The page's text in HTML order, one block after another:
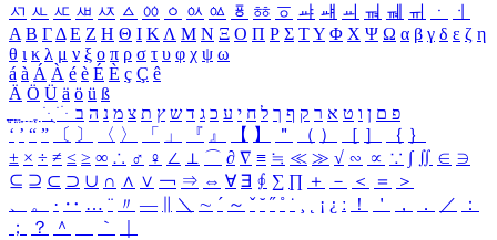
ㅺ ㅻ ㅼ ㅽ ㅾ ㅿ ㆀ ㆁ ㆂ ㆃ ㆄ ㆅ ㆆ ㆇ ㆈ ㆉ ㆊ ㆋ ㆌ ㆍ
ㆎ
Α Β ΓΔ Ε Ζ Η Θ Ι ΚΛ Μ Ν Ξ Ο Π Ρ Σ ΤΥ Φ Χ Ψ Ω α β γ δ ε ζ η
θ ι κ λ μ ν ξ ο π ρ σ τ υ φ χ ψ ω
á à Á À é è É È ç Ç ê
Ä Ö Ü ä ö ü ß
ִֶֹ ֻּ ׁׂ פ ם ן ו ט א ר ק ף ך ל ח י ע כ ג ד ש ץ ת צ מ נ ה ב
‘ ’ “ ” 〔 〕 〈 〉 「 」 『 』 【 】 ＂ （ ） ［ ］ ｛ ｝
± × ÷ ≠ ≤ ≥ ∞ ∴ ♂ ♀ ∠ ⊥ ⌒ ∂ ∇ ≡ ≒ ≪ ≫ √ ∽ ∝ ∵ ∫ ∬ ∈ ∋
⊆ ⊇ ⊂ ⊃ ∪ ∩ ∧ ∨ ￢ ⇒ ⇔ ∀ ∃ ∮ ∑ ∏ ＋ － ＜ ＝
＞
、
。 · ‥ … ¨ 〃 ― ＼ ∼ ´ ～ ˇ ˘ ˝ ˚ ˙ ¸ ¡ ¿ ː ！ ＇ ， ． ／
：
；
？ ＾ ｀